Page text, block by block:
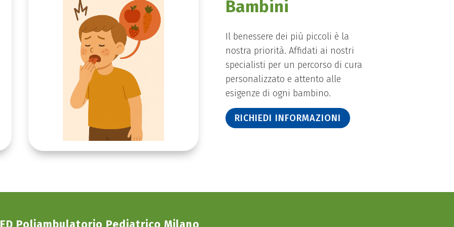
Bambini
Il benessere dei più piccoli è la
nostra priorità. Affidati ai nostri
specialisti per un percorso di cura
personalizzato e attento alle
esigenze di ogni bambino.
RICHIEDI INFORMAZIONI